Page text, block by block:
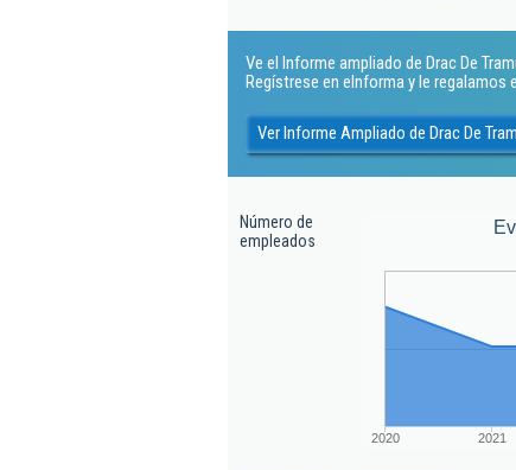
Ve el Informe ampliado de Drac De
Regístrese en eInforma y le
Ver Informe Ampliado de Drac De
Número de
empleados
2020 2021